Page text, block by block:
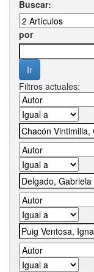
Buscar:
por
Filtros actuales: